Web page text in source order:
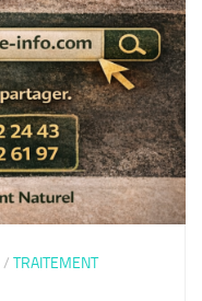
/ TRAITEMENT